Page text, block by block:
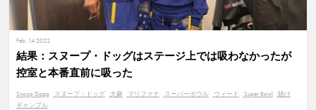
Feb. 14 2022
結果：スヌープ・ドッグはステージ上では吸わなかったが
控室と本番直前に吸った
Snoop Dogg スヌープ・ドッグ 大麻 マリファナ スーパーボウル ウィード Super Bowl 賭け
ギャンブル